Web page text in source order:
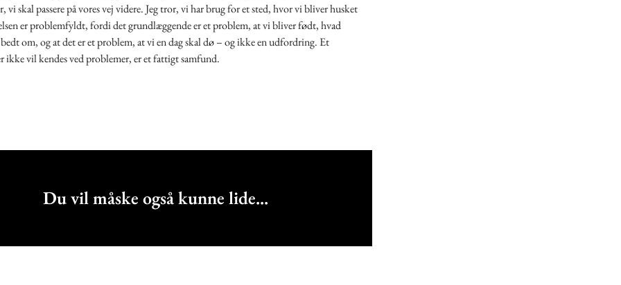
vi skal passere på vores vej videre. Jeg tror, vi har brug for et sted, hvor vi bliver husket
er problemfyldt, fordi det grundlæggende er et problem, at vi bliver født, hvad
om, og at det er et problem, at vi en dag skal dø – og ikke en udfordring. Et
ikke vil kendes ved problemer, er et fattigt samfund.
Du vil måske også kunne lide...